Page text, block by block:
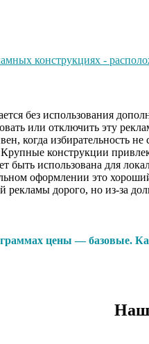
конструкциях -
без использования
или отключить эту
когда избирательность не
конструкции
быть использована для
оформлении это
рекламы дорого, но из-за
цены — базовые.